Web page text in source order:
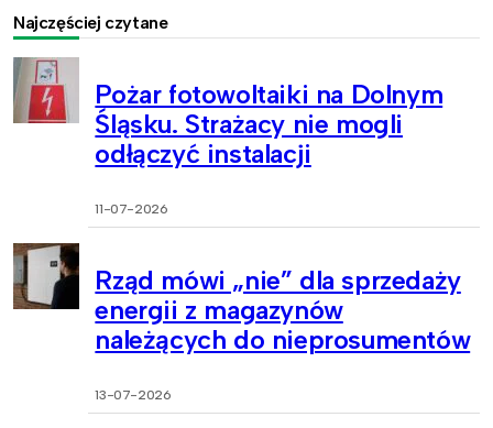
Najczęściej czytane
Pożar fotowoltaiki na Dolnym
Śląsku. Strażacy nie mogli
odłączyć instalacji
11-07-2026
Rząd mówi „nie” dla sprzedaży
energii z magazynów
należących do nieprosumentów
13-07-2026